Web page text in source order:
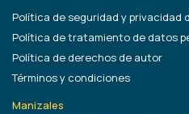
Política de seguridad y privacidad
Política de tratamiento de datos
Política de derechos de autor
Términos y condiciones
Manizales